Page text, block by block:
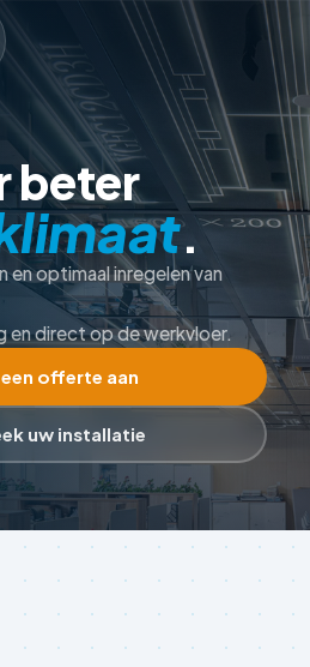
beter
.
en optimaal inregelen van
en direct op de werkvloer.
offerte aan
uw installatie